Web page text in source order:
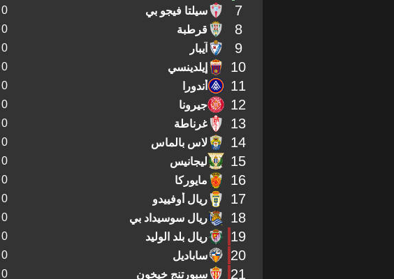
7 سيلتا فيجو بي 0
8 قرطبة 0
9 آيبار 0
10 إيلدينسي 0
11 أندورا 0
12 جيرونا 0
13 غرناطة 0
14 لاس بالماس 0
15 ليجانيس 0
16 مايوركا 0
17 ريال أوفييدو 0
18 ريال سوسيداد بي 0
19 ريال بلد الوليد 0
20 ساباديل 0
21 سبورتنج خيخون 0